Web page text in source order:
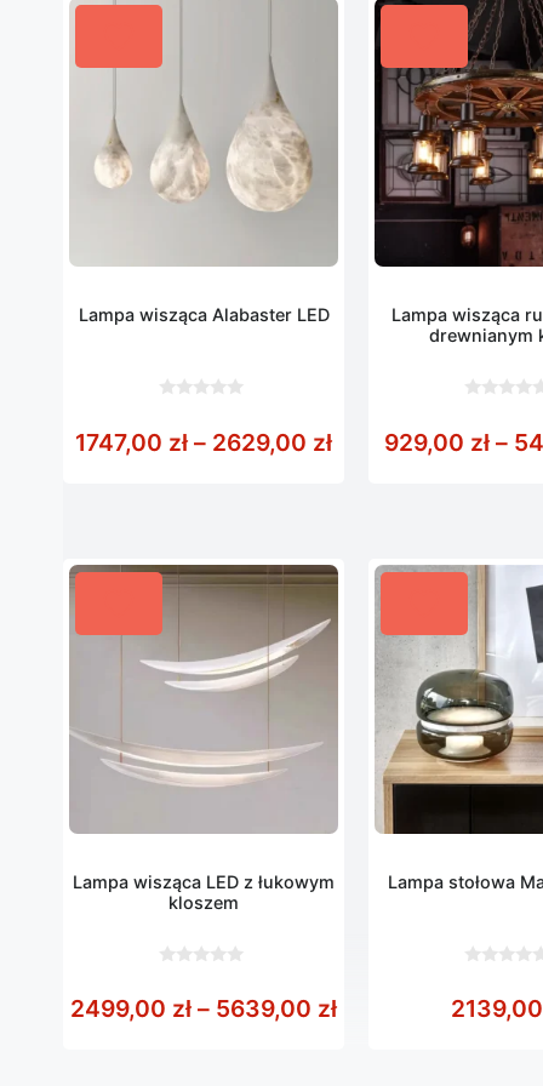
Lampa wisząca Alabaster LED
5
1747,00 zł – 2629,00 złZakres cen: od
Lampa wisząca
drewnianym
5
929,00 zł –
Lampa wisząca LED z łukowym
kloszem
5
2499,00 zł – 5639,00 złZakres cen: od
Lampa stołowa
5
2139,00